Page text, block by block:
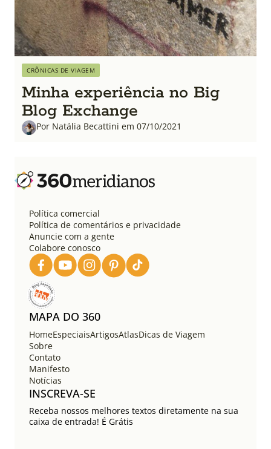
CRÔNICAS DE VIAGEM
Minha experiência no Big
Blog Exchange
Por Natália Becattini em 07/10/2021
Política comercial
Política de comentários e privacidade
Anuncie com a gente
Colabore conosco
MAPA DO 360
HomeEspeciaisArtigosAtlasDicas de Viagem
Sobre
Contato
Manifesto
Notícias
INSCREVA-SE
Receba nossos melhores textos diretamente na sua
caixa de entrada! É Grátis